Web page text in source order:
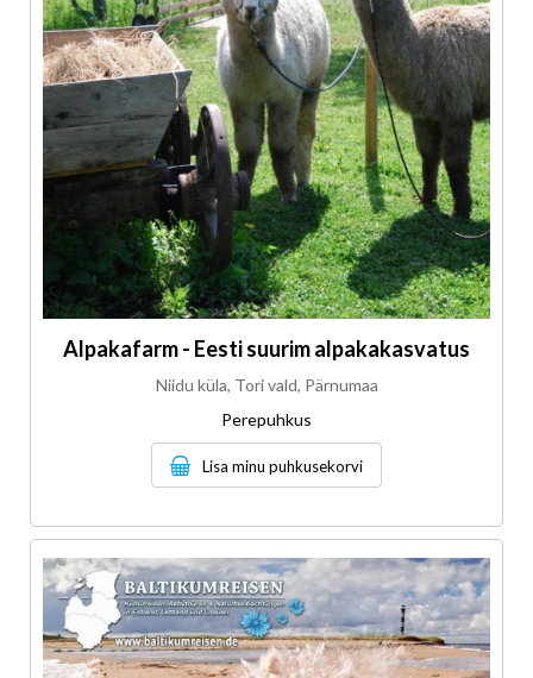
Alpakafarm - Eesti suurim alpakakasvatus
Niidu küla, Tori vald, Pärnumaa
Perepuhkus
Lisa minu puhkusekorvi